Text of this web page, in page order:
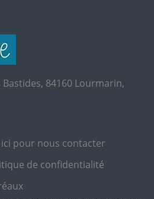
84160 Lourmarin,
ici pour nous contacter
de confidentialité